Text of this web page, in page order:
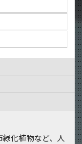
化植物など、人